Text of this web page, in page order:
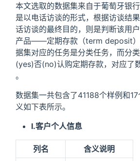
本文选取的数据集来自于葡萄牙银行
是以电话访谈的形式，根据访谈结
话访谈的最终目的，则是判断该用
产品——定期存款（term deposit）
据集对应的任务是分类任务，而分
(yes)否(no)认购定期存款，对应了
。
数据集一共包含了41188个样例和
义如下表所示。
I.客户个人信息
列名
含义说明